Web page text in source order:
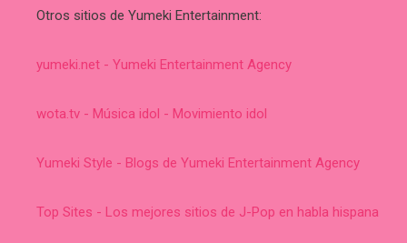
Otros sitios de Yumeki Entertainment:
yumeki.net - Yumeki Entertainment Agency
wota.tv - Música idol - Movimiento idol
Yumeki Style - Blogs de Yumeki Entertainment Agency
Top Sites - Los mejores sitios de J-Pop en habla hispana